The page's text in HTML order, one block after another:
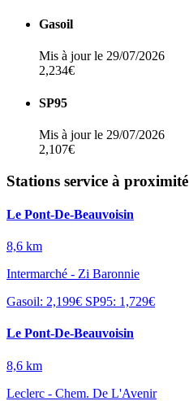
Gasoil
Mis à jour le 29/07/2026
2,234€
SP95
Mis à jour le 29/07/2026
2,107€
Stations service à proximité
Le Pont-De-Beauvoisin
8,6 km
Intermarché - Zi Baronnie
Gasoil: 2,199€ SP95: 1,729€
Le Pont-De-Beauvoisin
8,6 km
Leclerc - Chem. De L'Avenir